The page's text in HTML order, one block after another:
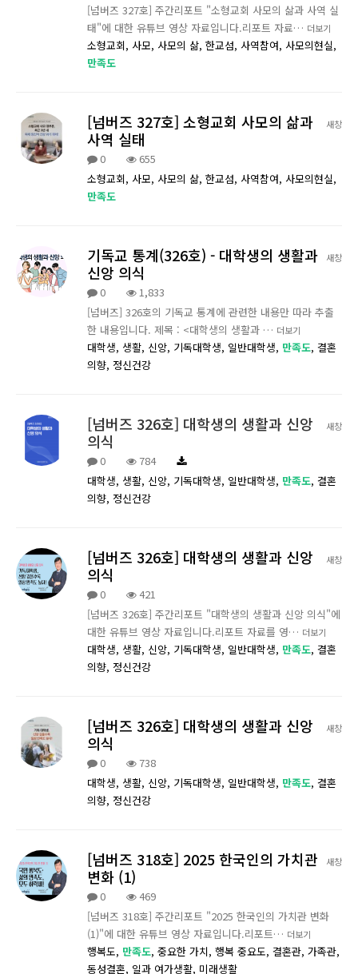
[넘버즈 327호] 주간리포트 "소형교회 사모의 삶과 사역 실
태"에 대한 유튜브 영상 자료입니다.리포트 자료… 더보기
소형교회, 사모, 사모의 삶, 한교섬, 사역참여, 사모의현실,
만족도
새창
[넘버즈 327호] 소형교회 사모의 삶과
사역 실태
0
655
소형교회, 사모, 사모의 삶, 한교섬, 사역참여, 사모의현실,
만족도
새창
기독교 통계(326호) - 대학생의 생활과
신앙 의식
0
1,833
[넘버즈] 326호의 기독교 통계에 관련한 내용만 따라 추출
한 내용입니다. 제목 : <대학생의 생활과 … 더보기
대학생, 생활, 신앙, 기독대학생, 일반대학생, 만족도, 결혼
의향, 정신건강
새창
[넘버즈 326호] 대학생의 생활과 신앙
의식
0
784
대학생, 생활, 신앙, 기독대학생, 일반대학생, 만족도, 결혼
의향, 정신건강
새창
[넘버즈 326호] 대학생의 생활과 신앙
의식
0
421
[넘버즈 326호] 주간리포트 "대학생의 생활과 신앙 의식"에
대한 유튜브 영상 자료입니다.리포트 자료를 영… 더보기
대학생, 생활, 신앙, 기독대학생, 일반대학생, 만족도, 결혼
의향, 정신건강
새창
[넘버즈 326호] 대학생의 생활과 신앙
의식
0
738
대학생, 생활, 신앙, 기독대학생, 일반대학생, 만족도, 결혼
의향, 정신건강
새창
[넘버즈 318호] 2025 한국인의 가치관
변화 (1)
0
469
[넘버즈 318호] 주간리포트 "2025 한국인의 가치관 변화
(1)"에 대한 유튜브 영상 자료입니다.리포트… 더보기
행복도, 만족도, 중요한 가치, 행복 중요도, 결혼관, 가족관,
동성결혼, 일과 여가생활, 미래생활